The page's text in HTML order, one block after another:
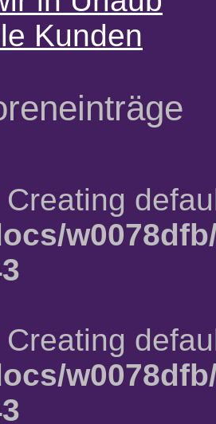
Kunden
Creating
Creating